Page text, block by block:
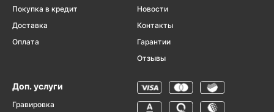
Покупка в кредит
Доставка
Оплата
Новости
Контакты
Гарантии
Отзывы
Доп. услуги
Гравировка